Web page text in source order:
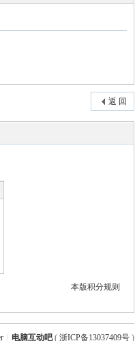
返 回
本版积分规则
电脑互动吧( 浙ICP备13037409号 )